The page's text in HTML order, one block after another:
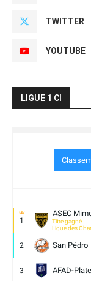
TWITTER
YOUTUBE
LIGUE 1 CI
1
ASEC
Titre gagné
Ligue des
2 San Pédro
3 AFAD-